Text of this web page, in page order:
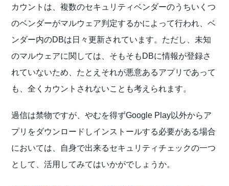
カウントは、複数のセキュリティベンダーのうちいくつ
のベンダーがマルウェア判定するかによって行われ、ベ
ンダー内のDBは日々更新されています。ただし、未知
のマルウェアに関しては、そもそもDBに情報が登録さ
れていないため、たとえそれが悪意あるアプリであって
も、全くカウントされないことも考えられます。
過信は禁物ですが、やむを得ずGoogle Play以外からア
プリをダウンロードしインストールする必要がある場合
においては、自身で出来るセキュリティチェックの一つ
として、活用してみてはいかがでしょうか。